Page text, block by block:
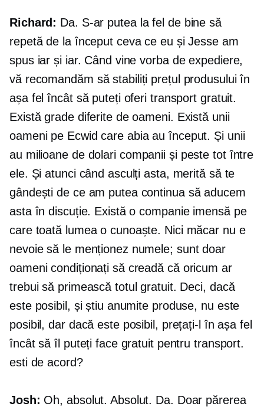
Richard: Da. S-ar putea la fel de bine să
repetă de la început ceva ce eu și Jesse am
spus iar și iar. Când vine vorba de expediere,
vă recomandăm să stabiliți prețul produsului în
așa fel încât să puteți oferi transport gratuit.
Există grade diferite de oameni. Există unii
oameni pe Ecwid care abia au început. Și unii
au milioane de dolaricompanii și peste tot între
ele. Și atunci când asculți asta, merită să te
gândești de ce am putea continua să aducem
asta în discuție. Există o companie imensă pe
care toată lumea o cunoaște. Nici măcar nu e
nevoie să le menționez numele; sunt doar
oameni condiționați să creadă că oricum ar
trebui să primească totul gratuit. Deci, dacă
este posibil, și știu anumite produse, nu este
posibil, dar dacă este posibil, prețați-l în așa fel
încât să îl puteți face gratuit pentru transport.
esti de acord?
Josh: Oh, absolut. Absolut. Da. Doar părerea